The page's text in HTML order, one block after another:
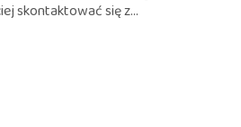
skontaktować się z...